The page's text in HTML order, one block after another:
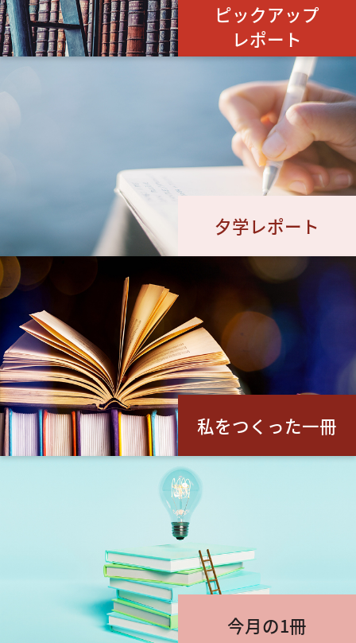
ピックアップ
レポート
夕学レポート
私をつくった一冊
今月の1冊